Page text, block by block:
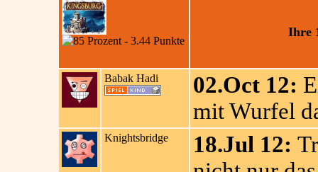
Ihre
Babak Hadi 02.Oct 12:
mit Wurfel
Knightsbridge 18.Jul 12: